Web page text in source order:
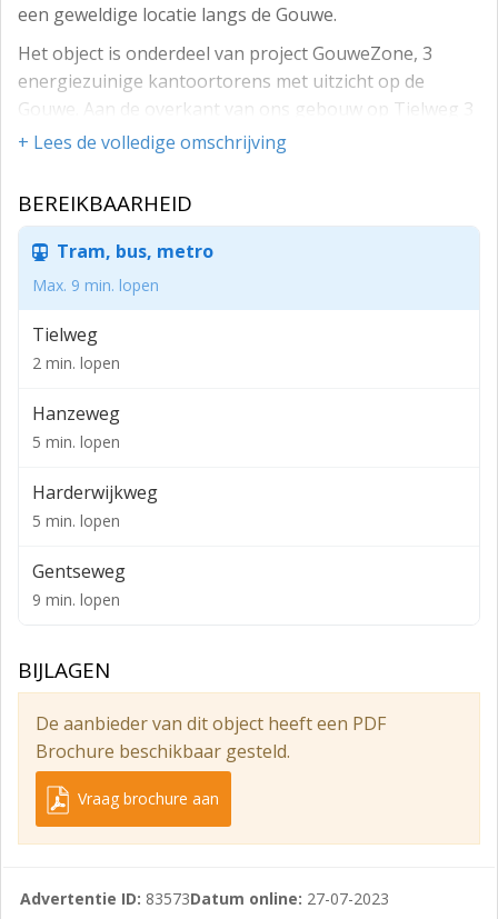
een geweldige locatie langs de Gouwe.
Het object is onderdeel van project GouweZone, 3
energiezuinige kantoortorens met uitzicht op de
Gouwe. Aan de overkant van ons gebouw op Tielweg 3
bevindt zich ons eigen horecaconcept Zones Puur Food
om de dag een andere goed gevulde soep. Alles om
gastvrije glimlach!
Groenverklaring: project GouweZone is door
Agentschap NL uitgeroepen tot een van de
duurzaamste panden van Nederland en heeft hiervoor
de prestigieuze Groenverklaring voor zeer duurzame
Beschikbaarheid:
- 42,5 m² (VVO)
- €905,00 exclusief. Mogelijkheid tot het huren van een
Unit 2.02
- 42,5 m² (VVO)
- 3 werkplekken
- € 1.050,00 exclusief. Mogelijkheid tot het huren van
een parkeerplek.
Unit 2.39,4 m² (VVO)
+ Lees de volledige omschrijving
BEREIKBAARHEID
Tram, bus, metro
Max. 9 min. lopen
Tielweg
2 min. lopen
Hanzeweg
5 min. lopen
Harderwijkweg
5 min. lopen
Gentseweg
9 min. lopen
BIJLAGEN
De aanbieder van dit object heeft een PDF
Brochure beschikbaar gesteld.
Vraag brochure aan
Advertentie ID: 83573Datum online: 27-07-2023